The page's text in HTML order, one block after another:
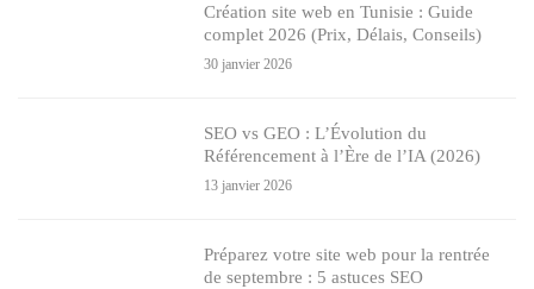
Création site web en Tunisie : Guide
complet 2026 (Prix, Délais, Conseils)
30 janvier 2026
SEO vs GEO : L’Évolution du
Référencement à l’Ère de l’IA (2026)
13 janvier 2026
Préparez votre site web pour la rentrée
de septembre : 5 astuces SEO